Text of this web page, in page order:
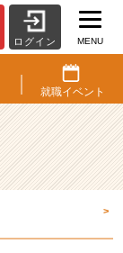
ログイン MENU
就職イベント
>